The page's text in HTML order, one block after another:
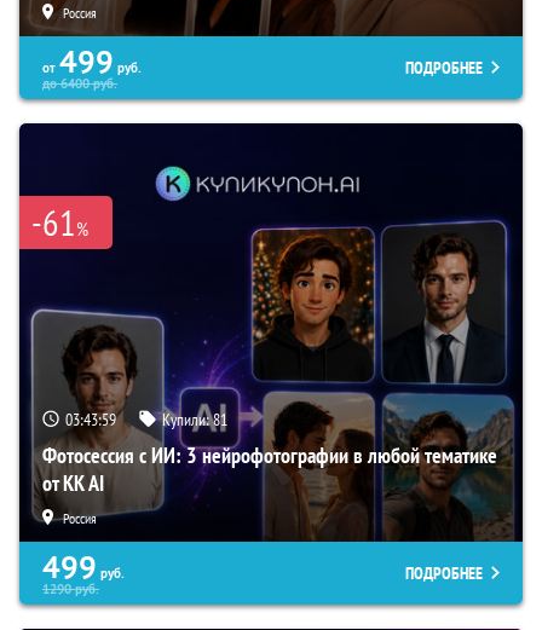
Россия
от 499 руб.
до6400руб.
ПОДРОБНЕЕ
-61%
03:43:58 Купили:81
Фотосессия с ИИ: 3 нейрофотографии в любой тематике
от KK AI
Россия
499 руб.
1290руб.
ПОДРОБНЕЕ